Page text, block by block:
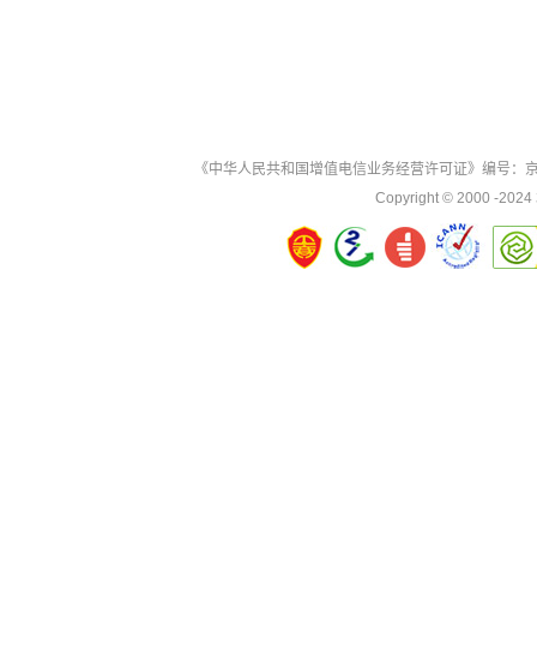
《中华人民共和国增值电信业务经营许可证》 编号：
Copyright © 2000 -2024